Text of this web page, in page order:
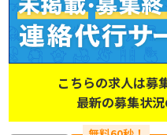
こちらの求人は募
最新の募集状況